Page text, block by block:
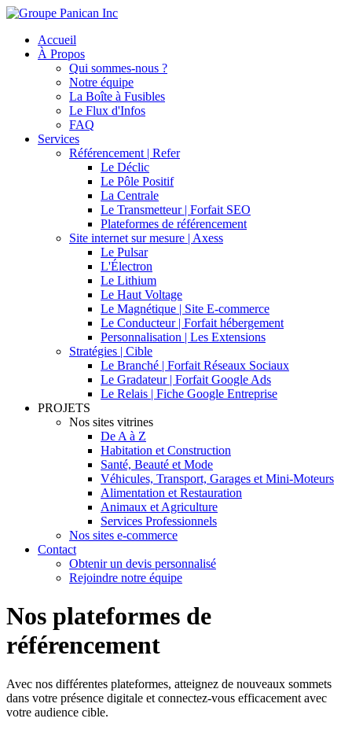
Accueil
À Propos
Qui sommes-nous ?
Notre équipe
La Boîte à Fusibles
Le Flux d'Infos
FAQ
Services
Référencement | Refer
Le Déclic
Le Pôle Positif
La Centrale
Le Transmetteur | Forfait SEO
Plateformes de référencement
Site internet sur mesure | Axess
Le Pulsar
L'Électron
Le Lithium
Le Haut Voltage
Le Magnétique | Site E-commerce
Le Conducteur | Forfait hébergement
Personnalisation | Les Extensions
Stratégies | Cible
Le Branché | Forfait Réseaux Sociaux
Le Gradateur | Forfait Google Ads
Le Relais | Fiche Google Entreprise
PROJETS
Nos sites vitrines
De A à Z
Habitation et Construction
Santé, Beauté et Mode
Véhicules, Transport, Garages et Mini-Moteurs
Alimentation et Restauration
Animaux et Agriculture
Services Professionnels
Nos sites e-commerce
Contact
Obtenir un devis personnalisé
Rejoindre notre équipe
Nos plateformes de
référencement
Avec nos différentes plateformes, atteignez de nouveaux sommets
dans votre présence digitale et connectez-vous efficacement avec
votre audience cible.